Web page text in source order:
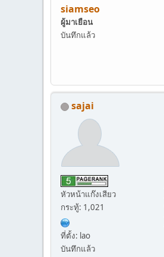
siamseo
ผู้มาเยือน
บันทึกแล้ว
sajai
หัวหน้าแก๊งเสียว
กระทู้: 1,021
ที่ตั้ง: lao
บันทึกแล้ว